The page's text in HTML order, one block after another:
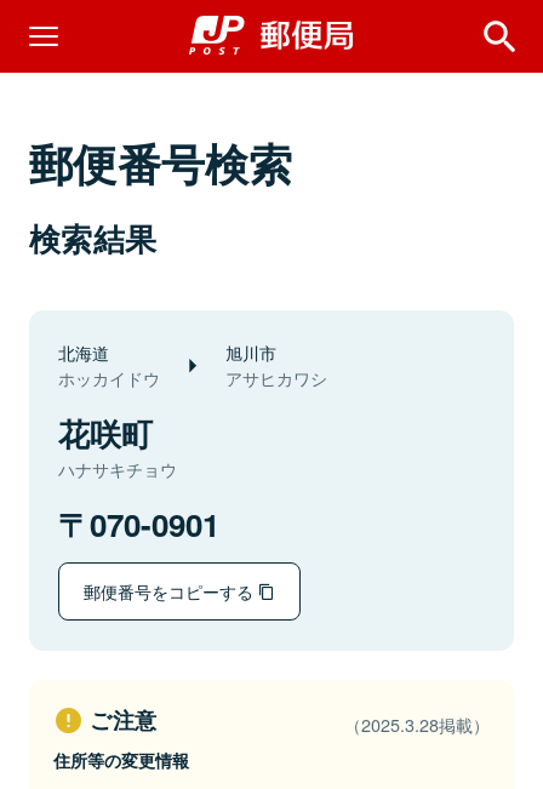
郵便番号検索
検索結果
北海道
ホッカイドウ
旭川市
アサヒカワシ
花咲町
ハナサキチョウ
070-0901
郵便番号をコピーする
ご注意 （2025.3.28掲載）
住所等の変更情報